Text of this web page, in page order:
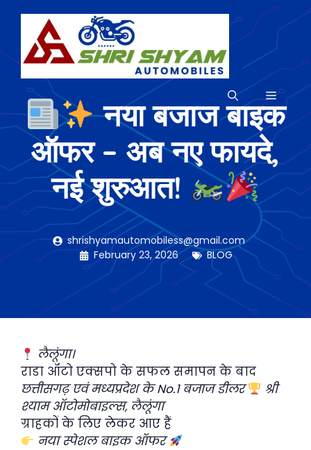
content
MENU
नया बजाज बाइक
ऑफर – अब नए फायदे,
नई शुरुआत!
shrishyamautomobiless@gmail.com
February 23, 2026
BLOG
लैलूंगा।
राडा ऑटो एक्सपो के सफल समापन के बाद
छत्तीसगढ़ एवं मध्यप्रदेश के No.1 बजाज डीलर
श्री
श्याम ऑटोमोबाइल्स, लैलूंगा
ग्राहकों के लिए लेकर आए हैं
नया स्पेशल बाइक ऑफर